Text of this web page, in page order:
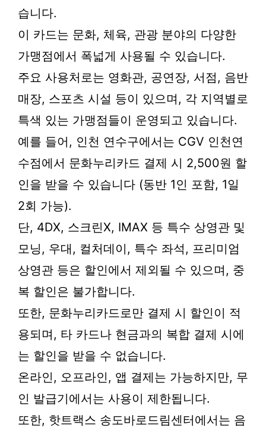
습니다.
이 카드는 문화, 체육, 관광 분야의 다양한
가맹점에서 폭넓게 사용될 수 있습니다.
주요 사용처로는 영화관, 공연장, 서점, 음반
매장, 스포츠 시설 등이 있으며, 각 지역별로
특색 있는 가맹점들이 운영되고 있습니다.
예를 들어, 인천 연수구에서는 CGV 인천연
수점에서 문화누리카드 결제 시 2,500원 할
인을 받을 수 있습니다 (동반 1인 포함, 1일
2회 가능).
단, 4DX, 스크린X, IMAX 등 특수 상영관 및
모닝, 우대, 컬처데이, 특수 좌석, 프리미엄
상영관 등은 할인에서 제외될 수 있으며, 중
복 할인은 불가합니다.
또한, 문화누리카드로만 결제 시 할인이 적
용되며, 타 카드나 현금과의 복합 결제 시에
는 할인을 받을 수 없습니다.
온라인, 오프라인, 앱 결제는 가능하지만, 무
인 발급기에서는 사용이 제한됩니다.
또한, 핫트랙스 송도바로드림센터에서는 음